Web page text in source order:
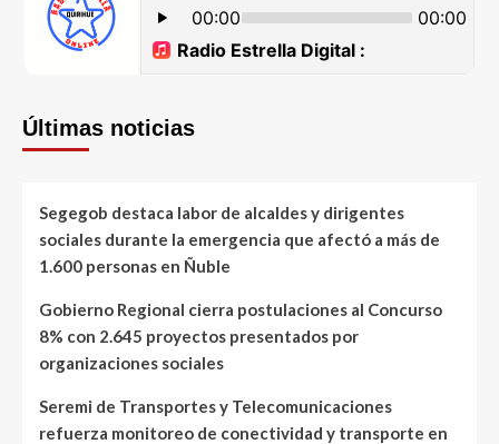
Últimas noticias
Segegob destaca labor de alcaldes y dirigentes
sociales durante la emergencia que afectó a más de
1.600 personas en Ñuble
Gobierno Regional cierra postulaciones al Concurso
8% con 2.645 proyectos presentados por
organizaciones sociales
Seremi de Transportes y Telecomunicaciones
refuerza monitoreo de conectividad y transporte en